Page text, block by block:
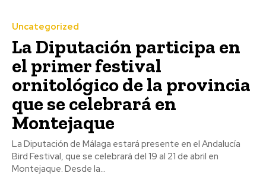
Uncategorized
La Diputación participa en
el primer festival
ornitológico de la provincia
que se celebrará en
Montejaque
La Diputación de Málaga estará presente en el Andalucía
Bird Festival, que se celebrará del 19 al 21 de abril en
Montejaque. Desde la...